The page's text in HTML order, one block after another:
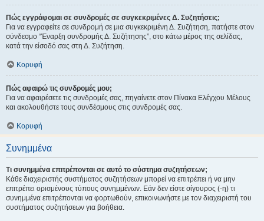
Πώς εγγράφομαι σε συνδρομές σε συγκεκριμένες Δ. Συζητήσεις;
Για να εγγραφείτε σε συνδρομή σε μια συγκεκριμένη Δ. Συζήτηση, πατήστε στον
σύνδεσμο “Έναρξη συνδρομής Δ. Συζήτησης”, στο κάτω μέρος της σελίδας,
κατά την είσοδό σας στη Δ. Συζήτηση.
Κορυφή
Πώς αφαιρώ τις συνδρομές μου;
Για να αφαιρέσετε τις συνδρομές σας, πηγαίνετε στον Πίνακα Ελέγχου Μέλους
και ακολουθήστε τους συνδέσμους στις συνδρομές σας.
Κορυφή
Συνημμένα
Τι συνημμένα επιτρέπονται σε αυτό το σύστημα συζητήσεων;
Κάθε διαχειριστής συστήματος συζητήσεων μπορεί να επιτρέπει ή να μην
επιτρέπει ορισμένους τύπους συνημμένων. Εάν δεν είστε σίγουρος (-η) τι
συνημμένα επιτρέπονται να φορτωθούν, επικοινωνήστε με τον διαχειριστή του
συστήματος συζητήσεων για βοήθεια.